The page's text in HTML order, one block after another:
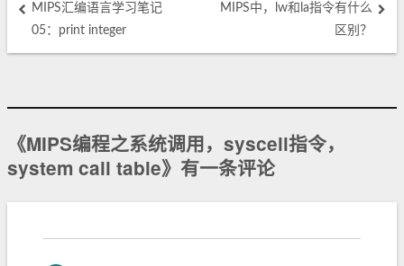
MIPS汇编语言学习笔记
05：print integer
MIPS中，lw和la指令有什么
区别？
《MIPS编程之系统调用，syscell指令，
system call table》有一条评论